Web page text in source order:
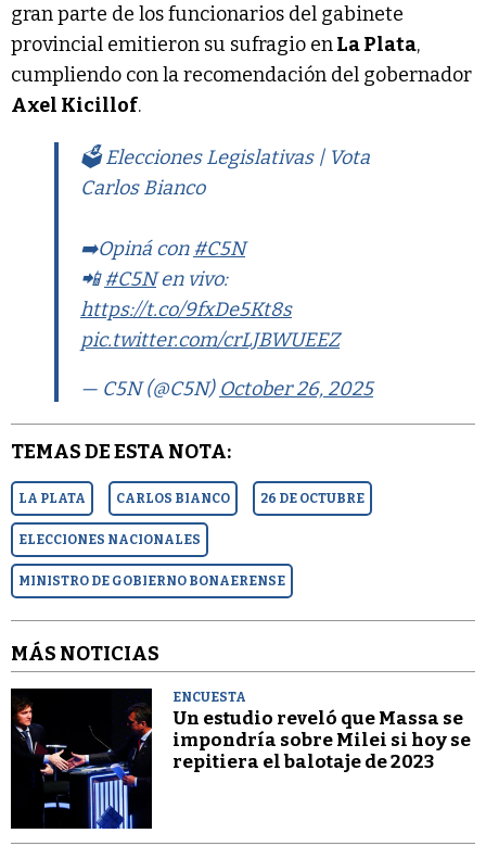
gran parte de los funcionarios del gabinete
provincial emitieron su sufragio enLa Plata,
cumpliendo con la recomendación del gobernador
Axel Kicillof.
🗳️ Elecciones Legislativas | Vota
Carlos Bianco
➡️Opiná con #C5N
📲#C5Nen vivo:
https://t.co/9fxDe5Kt8s
pic.twitter.com/crLJBWUEEZ
— C5N (@C5N) October 26, 2025
TEMAS DE ESTA NOTA:
LA PLATA CARLOS BIANCO 26 DE OCTUBRE
ELECCIONES NACIONALES
MINISTRO DE GOBIERNO BONAERENSE
MÁS NOTICIAS
ENCUESTA
Un estudio reveló que Massa se
impondría sobre Milei si hoy se
repitiera el balotaje de 2023